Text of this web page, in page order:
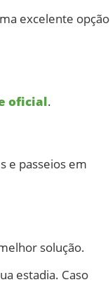
excelente opção
oficial.
e passeios em
solução.
estadia. Caso